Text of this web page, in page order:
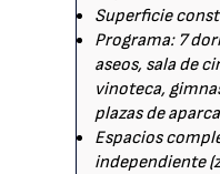
Superficie
Programa: 7
aseos, sala de
vinoteca,
plazas de
Espacios
independiente